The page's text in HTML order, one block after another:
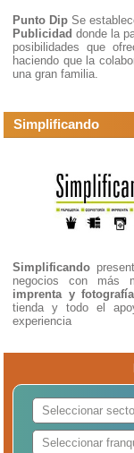
Punto Dip Se
Publicidad donde la
posibilidades que
haciendo que la
una gran familia.
Simplificando
Simplificando
negocios con más
imprenta y fotografía
tienda y todo el
experiencia